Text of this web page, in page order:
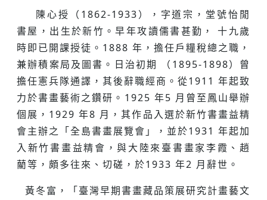
陳心授（1862-1933），字道宗，堂號怡閒
書屋，出生於新竹。早年攻讀儒書甚勤， 十九歲
時即已開課授徒。1888 年，擔任戶糧稅總之職，
兼辦積案局及圖書。日治初期 （1895-1898）曾
擔任憲兵隊通譯，其後辭職經商。從1911 年起致
力於書畫藝術之鑽研。1925 年5 月曾至鳳山舉辦
個展，1929 年8 月，其作品入選於新竹書畫益精
會主辦之「全島書畫展覽會」，並於1931 年起加
入新竹書畫益精會，與大陸來臺書畫家李霞、趙
藺等，頗多往來、切磋，於1933 年2 月辭世。
黃冬富，「臺灣早期書畫藏品策展研究計畫藝文